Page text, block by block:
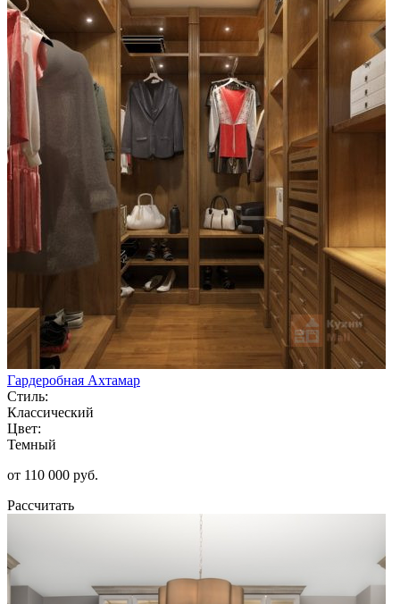
Гардеробная Ахтамар
Стиль:
Классический
Цвет:
Темный
от 110 000 руб.
Рассчитать